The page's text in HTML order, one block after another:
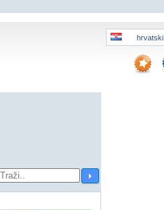
hrvatski